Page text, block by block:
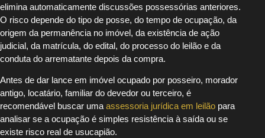
elimina automaticamente discussões possessórias anteriores.
O risco depende do tipo de posse, do tempo de ocupação, da
origem da permanência no imóvel, da existência de ação
judicial, da matrícula, do edital, do processo do leilão e da
conduta do arrematante depois da compra.
Antes de dar lance em imóvel ocupado por posseiro, morador
antigo, locatário, familiar do devedor ou terceiro, é
recomendável buscar umaassessoria jurídica em leilão para
analisar se a ocupação é simples resistência à saída ou se
existe risco real de usucapião.